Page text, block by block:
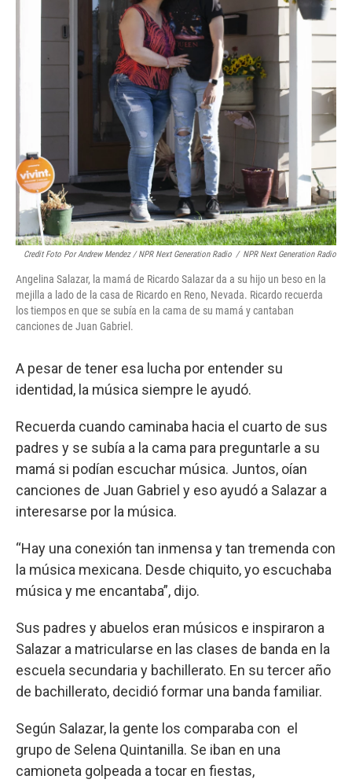
Credit Foto Por Andrew Mendez / NPR Next Generation Radio / NPR Next Generation Radio
Angelina Salazar, la mamá de Ricardo Salazar da a su hijo un beso en la
mejilla a lado de la casa de Ricardo en Reno, Nevada. Ricardo recuerda
los tiempos en que se subía en la cama de su mamá y cantaban
canciones de Juan Gabriel.
A pesar de tener esa lucha por entender su
identidad, la música siempre le ayudó.
Recuerda cuando caminaba hacia el cuarto de sus
padres y se subía a la cama para preguntarle a su
mamá si podían escuchar música. Juntos, oían
canciones de Juan Gabriel y eso ayudó a Salazar a
interesarse por la música.
“Hay una conexión tan inmensa y tan tremenda con
la música mexicana. Desde chiquito, yo escuchaba
música y me encantaba”, dijo.
Sus padres y abuelos eran músicos e inspiraron a
Salazar a matricularse en las clases de banda en la
escuela secundaria y bachillerato. En su tercer año
de bachillerato, decidió formar una banda familiar.
Según Salazar, la gente los comparaba con el
grupo de Selena Quintanilla. Se iban en una
camioneta golpeada a tocar en fiestas,